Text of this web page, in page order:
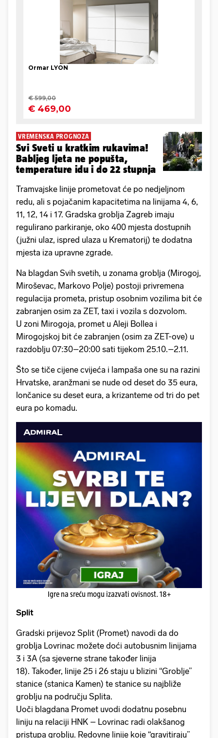
VREMENSKA PROGNOZA
Svi Sveti u kratkim rukavima!
Babljeg ljeta ne popušta,
temperature idu i do 22 stupnja
Tramvajske linije prometovat će po nedjeljnom
redu, ali s pojačanim kapacitetima na linijama 4, 6,
11, 12, 14 i 17. Gradska groblja Zagreb imaju
regulirano parkiranje, oko 400 mjesta dostupnih
(južni ulaz, ispred ulaza u Krematorij) te dodatna
mjesta iza upravne zgrade.
Na blagdan Svih svetih, u zonama groblja (Mirogoj,
Miroševac, Markovo Polje) postoji privremena
regulacija prometa, pristup osobnim vozilima bit će
zabranjen osim za ZET, taxi i vozila s dozvolom.
U zoni Mirogoja, promet u Aleji Bollea i
Mirogojskoj bit će zabranjen (osim za ZET-ove) u
razdoblju 07:30–20:00 sati tijekom 25.10.–2.11.
Što se tiče cijene cvijeća i lampaša one su na razini
Hrvatske, aranžmani se nude od deset do 35 eura,
lončanice su deset eura, a krizanteme od tri do pet
eura po komadu.
Igre na sreću mogu izazvati ovisnost. 18+
Split
Gradski prijevoz Split (Promet) navodi da do
groblja Lovrinac možete doći autobusnim linijama
3 i 3A (sa sjeverne strane također linija
18). Također, linije 25 i 26 staju u blizini “Groblje”
stanice (stanica Kamen) te stanice su najbliže
groblju na području Splita.
Uoči blagdana Promet uvodi dodatnu posebnu
liniju na relaciji HNK – Lovrinac radi olakšanog
pristupa groblju. Redovne linije koje “gravitiraju”